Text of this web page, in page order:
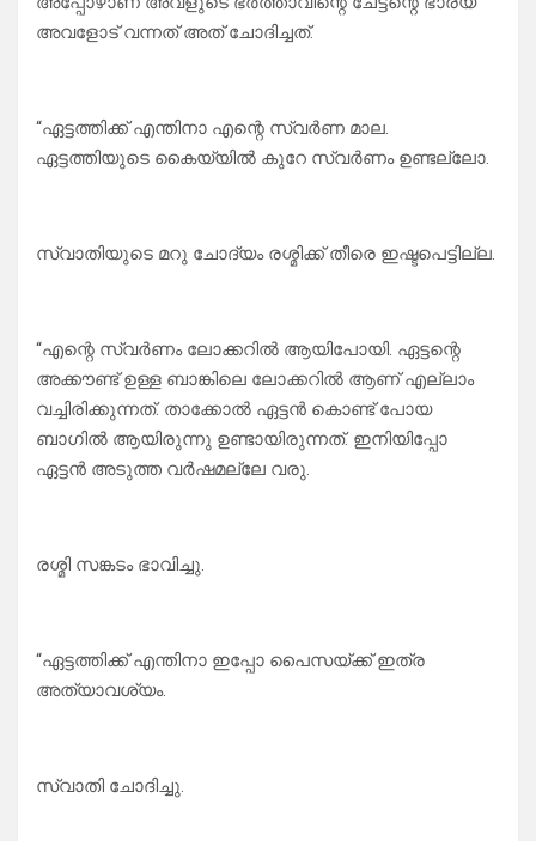
അവളോട് വന്നത് അത് ചോദിച്ചത്.
“ഏട്ടത്തിക്ക് എന്തിനാ എന്റെ സ്വർണ മാല.
ഏട്ടത്തിയുടെ കൈയ്യിൽ കുറേ സ്വർണം ഉണ്ടല്ലോ.
സ്വാതിയുടെ മറു ചോദ്യം രശ്മിക്ക് തീരെ ഇഷ്ടപെട്ടില്ല.
“എന്റെ സ്വർണം ലോക്കറിൽ ആയിപോയി. ഏട്ടന്റെ
അക്കൗണ്ട് ഉള്ള ബാങ്കിലെ ലോക്കറിൽ ആണ് എല്ലാം
വച്ചിരിക്കുന്നത്. താക്കോൽ ഏട്ടൻ കൊണ്ട് പോയ
ബാഗിൽ ആയിരുന്നു ഉണ്ടായിരുന്നത്. ഇനിയിപ്പോ
ഏട്ടൻ അടുത്ത വർഷമല്ലേ വരു.
രശ്മി സങ്കടം ഭാവിച്ചു.
“ഏട്ടത്തിക്ക് എന്തിനാ ഇപ്പോ പൈസയ്ക്ക് ഇത്ര
അത്യാവശ്യം.
സ്വാതി ചോദിച്ചു.